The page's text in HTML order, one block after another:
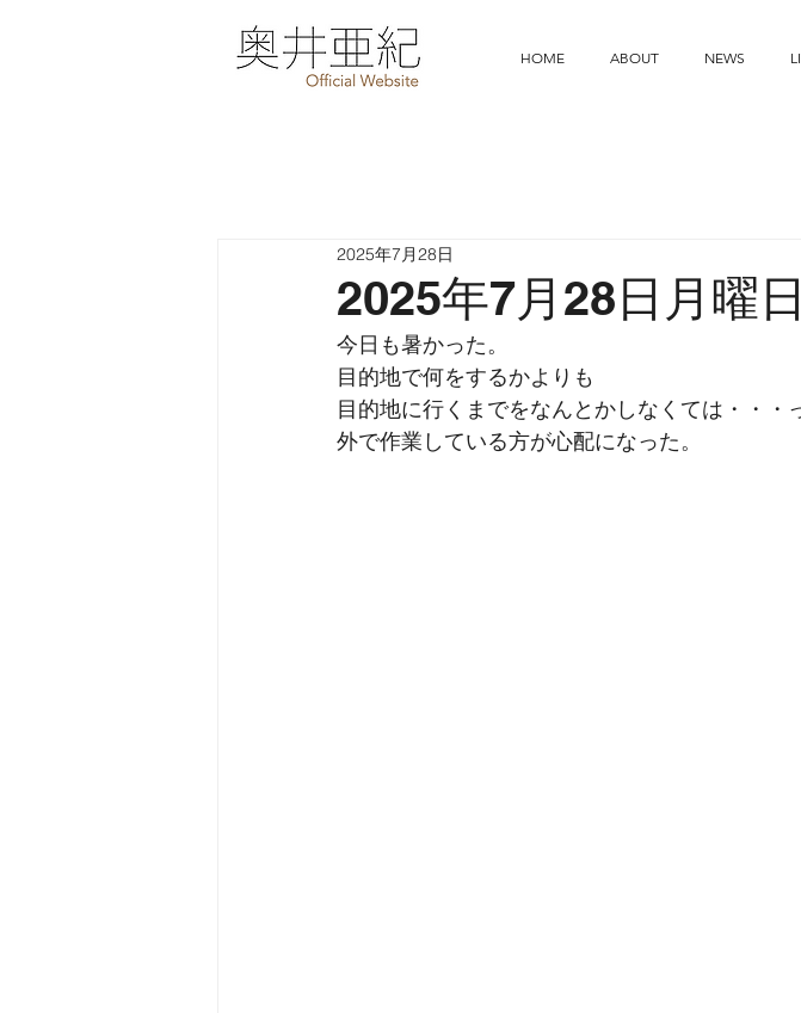
HOME ABOUT NEWS
2025年7月28日月曜日
2025年7月28日
今日も暑かった。
目的地で何をするかよりも
目的地に行くまでをなんとかしなくては・・・
外で作業している方が心配になった。